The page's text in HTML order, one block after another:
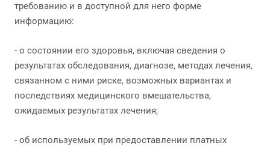
требованию и в доступной для него форме
информацию:
- о состоянии его здоровья, включая сведения о
результатах обследования, диагнозе, методах лечения,
связанном с ними риске, возможных вариантах и
последствиях медицинского вмешательства,
ожидаемых результатах лечения;
- об используемых при предоставлении платных